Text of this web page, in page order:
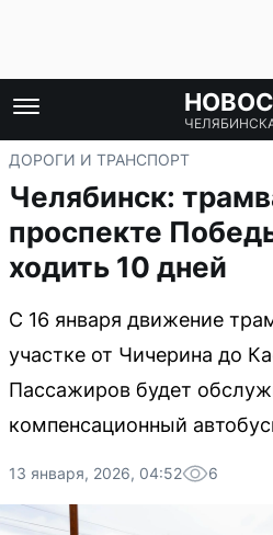
ДОРОГИ И ТРАНСПОРТ
Челябинск:
проспекте
ходить 10 дней
С 16 января движение
участке от Чичерина до
Пассажиров будет
компенсационный
13 января, 2026, 04:52 6